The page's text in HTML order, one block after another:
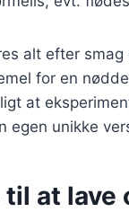
alt efter
for en
at
egen unikke
til at